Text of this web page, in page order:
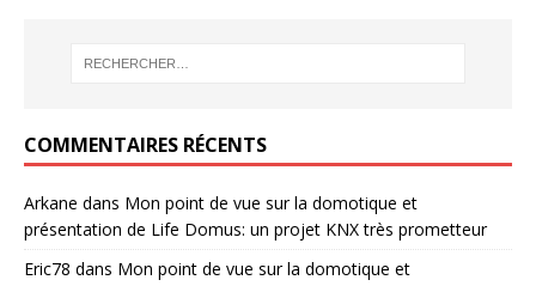
COMMENTAIRES RÉCENTS
Arkane dans Mon point de vue sur la domotique et
présentation de Life Domus: un projet KNX très prometteur
Eric78 dans Mon point de vue sur la domotique et